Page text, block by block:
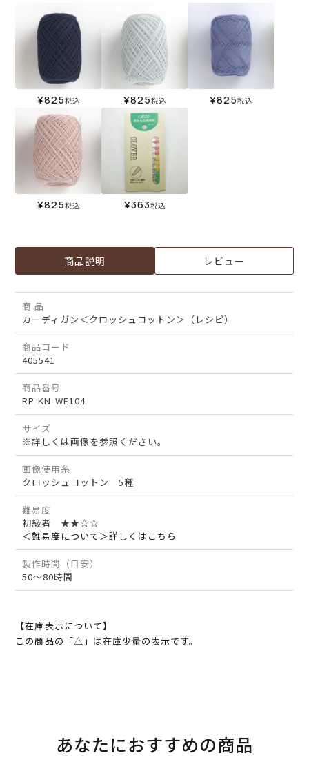
¥825税込 ¥825税込 ¥825税込
¥825税込 ¥363税込
商品説明 レビュー
商 品
カーディガン＜クロッシュコットン＞（レシピ）
商品コード
405541
商品番号
RP-KN-WE104
サイズ
※詳しくは画像を参照ください。
画像使用糸
クロッシュコットン 5種
難易度
初級者 ★★☆☆
＜難易度について＞詳しくはこちら
製作時間（目安）
50～80時間
【在庫表示について】
この商品の「△」は在庫少量の表示です。
あなたにおすすめの商品